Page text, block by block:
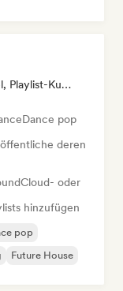
YouTube/Twitch -Kanal, Label, Playlist-Kurator, Radiosender
Dance pop
deren
oder
hinzufügen
pop
Future House